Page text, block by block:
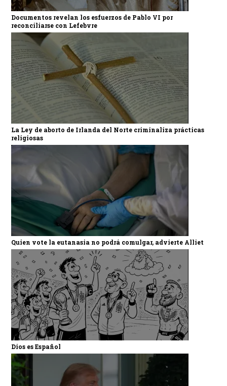
Documentos revelan los esfuerzos de Pablo VI por
reconciliarse con Lefebvre
La Ley de aborto de Irlanda del Norte criminaliza prácticas
religiosas
Quien vote la eutanasia no podrá comulgar, advierte Alliet
Dios es Español